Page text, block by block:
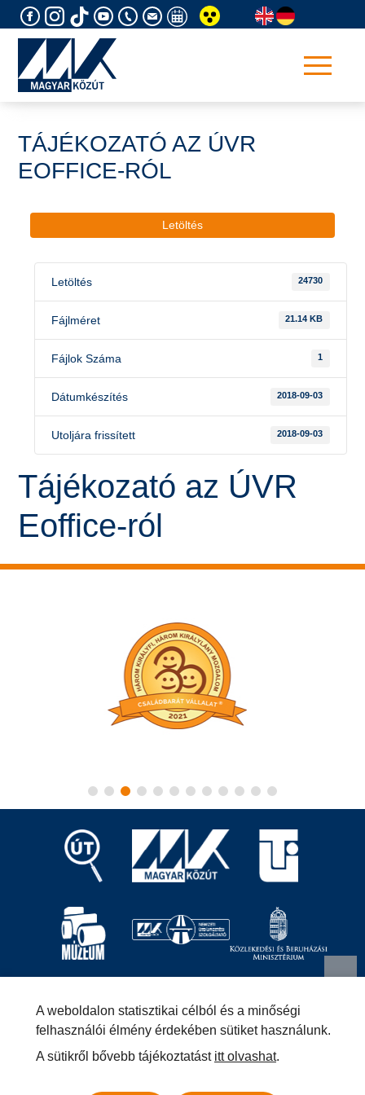
to
TÁJÉKOZATÓ AZ ÚVR
EOFFICE-RÓL
Letöltés
Letöltés 24730
Fájlméret 21.14 KB
Fájlok Száma 1
Dátumkészítés 2018-09-03
Utoljára frissített 2018-09-03
Tájékozató az ÚVR
Eoffice-ról
1024 Budapest, Fényes
Elek utca 7-13.
+36 (1) 819-9000 info@kozut.hu
MKNZRT (KRID: 153207128) Hivatali Kapu
A weboldalon statisztikai célból és a minőségi
felhasználói élmény érdekében sütiket használunk.
A sütikről bővebb tájékoztatást itt olvashat.